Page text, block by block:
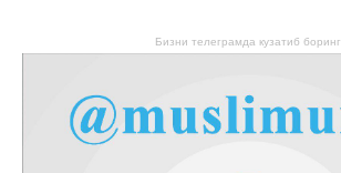
Бизни телеграмда кузатиб боринг